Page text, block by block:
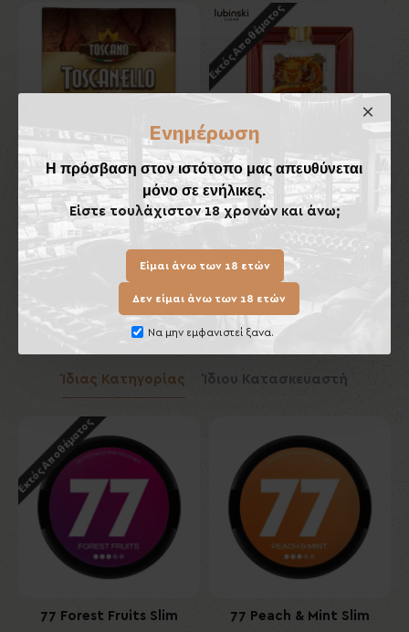
Ενημέρωση
Η πρόσβαση στον ιστότοπο μας απευθύνεται
μόνο σε ενήλικες.
Είστε τουλάχιστον 18 χρονών και άνω;
Είμαι άνω των 18 ετών
Δεν είμαι άνω των 18 ετών
Να μην εμφανιστεί ξανα.
Toscanello Giallo
7,70€
Καλάθι
Εκτός Αποθέματος
Κεραμικό Τασάκι Πούρων
Lubinski
70,00€
Καλάθι
Ίδιας Κατηγορίας Ίδιου Κατασκευαστή
Εκτός Αποθέματος
77 Forest Fruits Slim 77 Peach & Mint Slim